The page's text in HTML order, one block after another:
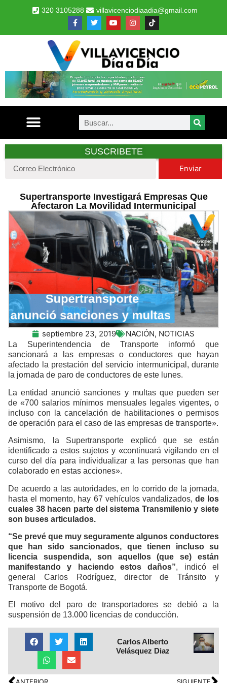
320 3105288 villavicenciodiaadia@gmail.com
SUSCRIBETE
Enviar
Supertransporte Investigará Empresas Que
Afectaron La Movilidad Intermunicipal
septiembre 23, 2019 NACIÓN, NOTICIAS
La Superintendencia de Transporte informó que
sancionará a las empresas o conductores que hayan
afectado la prestación del servicio intermunicipal, durante
la jornada de paro de conductores de este lunes.
La entidad anunció sanciones y multas que pueden ser
de «700 salarios mínimos mensuales legales vigentes, o
incluso con la cancelación de habilitaciones o permisos
de operación para el caso de las empresas de transporte».
Asimismo, la Supertransporte explicó que se están
identificado a estos sujetos y «continuará vigilando en el
curso del día para individualizar a las personas que han
colaborado en estas acciones».
De acuerdo a las autoridades, en lo corrido de la jornada,
hasta el momento, hay 67 vehículos vandalizados, de los
cuales 38 hacen parte del sistema Transmilenio y siete
son buses articulados.
“Se prevé que muy seguramente algunos conductores
que han sido sancionados, que tienen incluso su
licencia suspendida, son aquellos (que se) están
manifestando y haciendo estos daños”, indicó el
general Carlos Rodríguez, director de Tránsito y
Transporte de Bogotá.
El motivo del paro de transportadores se debió a la
suspensión de 13.000 licencias de conducción.
Carlos Alberto
Velásquez Diaz